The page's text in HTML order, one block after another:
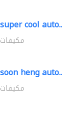
super cool auto..
مكيفات
soon heng auto..
مكيفات